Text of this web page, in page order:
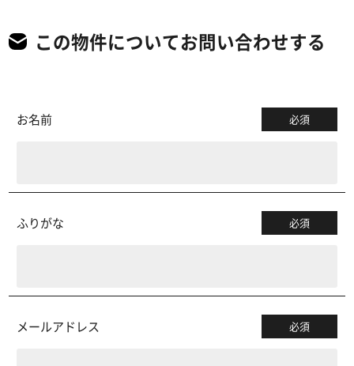
この物件についてお問い合わせする
お名前 必須
ふりがな 必須
メールアドレス 必須